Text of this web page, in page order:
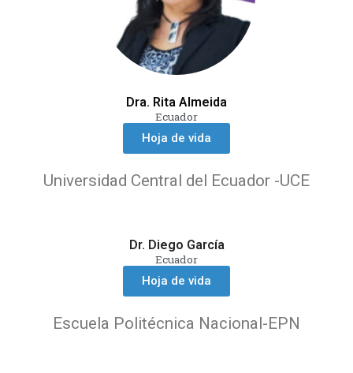
Dra. Rita Almeida
Ecuador
Hoja de vida
Universidad Central del Ecuador -UCE
Dr. Diego García
Ecuador
Hoja de vida
Escuela Politécnica Nacional-EPN